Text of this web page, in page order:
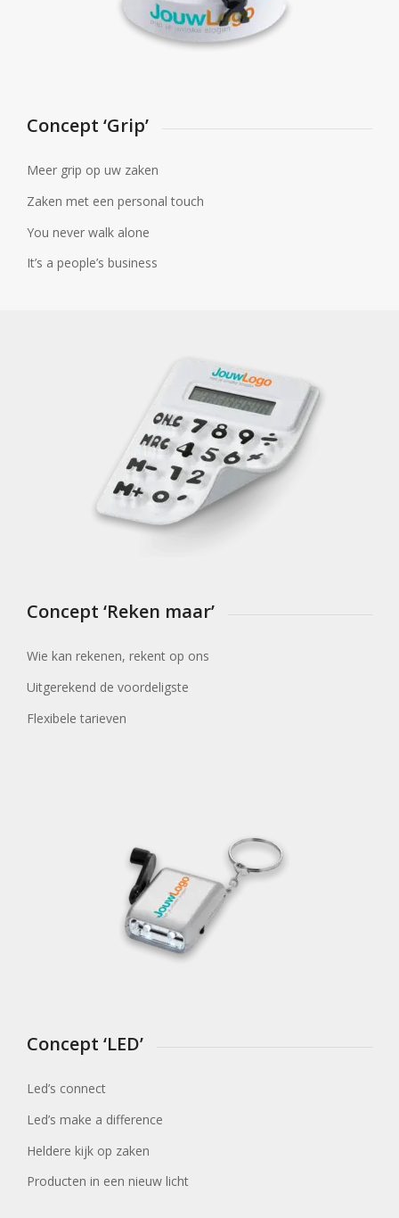
Concept ‘Grip’
Meer grip op uw zaken
Zaken met een personal touch
You never walk alone
It’s a people’s business
Concept ‘Reken maar’
Wie kan rekenen, rekent op ons
Uitgerekend de voordeligste
Flexibele tarieven
Concept ‘LED’
Led’s connect
Led’s make a difference
Heldere kijk op zaken
Producten in een nieuw licht